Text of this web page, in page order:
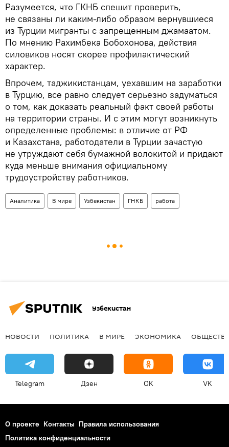
Разумеется, что ГКНБ спешит проверить,
не связаны ли каким-либо образом вернувшиеся
из Турции мигранты с запрещенным джамаатом.
По мнению Рахимбека Бобохонова, действия
силовиков носят скорее профилактический
характер.
Впрочем, таджикистанцам, уехавшим на заработки
в Турцию, все равно следует серьезно задуматься
о том, как доказать реальный факт своей работы
на территории страны. И с этим могут возникнуть
определенные проблемы: в отличие от РФ
и Казахстана, работодатели в Турции зачастую
не утруждают себя бумажной волокитой и придают
куда меньше внимания официальному
трудоустройству работников.
Аналитика В мире Узбекистан ГНКБ работа
Узбекистан
НОВОСТИ ПОЛИТИКА В МИРЕ ЭКОНОМИКА
Telegram Дзен OK VK
О проекте Контакты Правила использования
Политика конфиденциальности